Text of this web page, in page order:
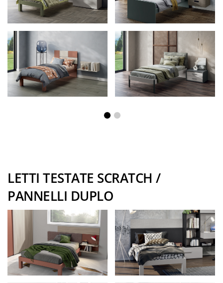
Scrivanie
e smart
working
Letti
LETTI TESTATE SCRATCH /
PANNELLI DUPLO